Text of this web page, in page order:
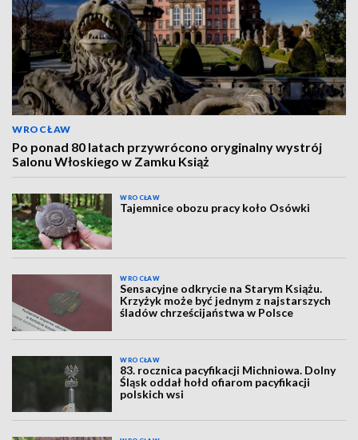
WROCŁAW
Po ponad 80 latach przywrócono oryginalny wystrój
Salonu Włoskiego w Zamku Książ
WROCŁAW
Tajemnice obozu pracy koło Osówki
WROCŁAW
Sensacyjne odkrycie na Starym Książu.
Krzyżyk może być jednym z najstarszych
śladów chrześcijaństwa w Polsce
WROCŁAW
83. rocznica pacyfikacji Michniowa. Dolny
Śląsk oddał hołd ofiarom pacyfikacji
polskich wsi